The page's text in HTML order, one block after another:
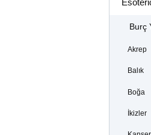
Burç
Akrep
Balık
Boğa
İkizler